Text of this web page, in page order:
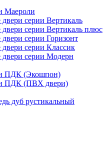
Маероли
серии Вертикаль
серии Вертикаль плюс
серии Горизонт
серии Классик
серии Модерн
ПДК (Экошпон)
ПДК (ПВХ двери)
дуб рустикальный